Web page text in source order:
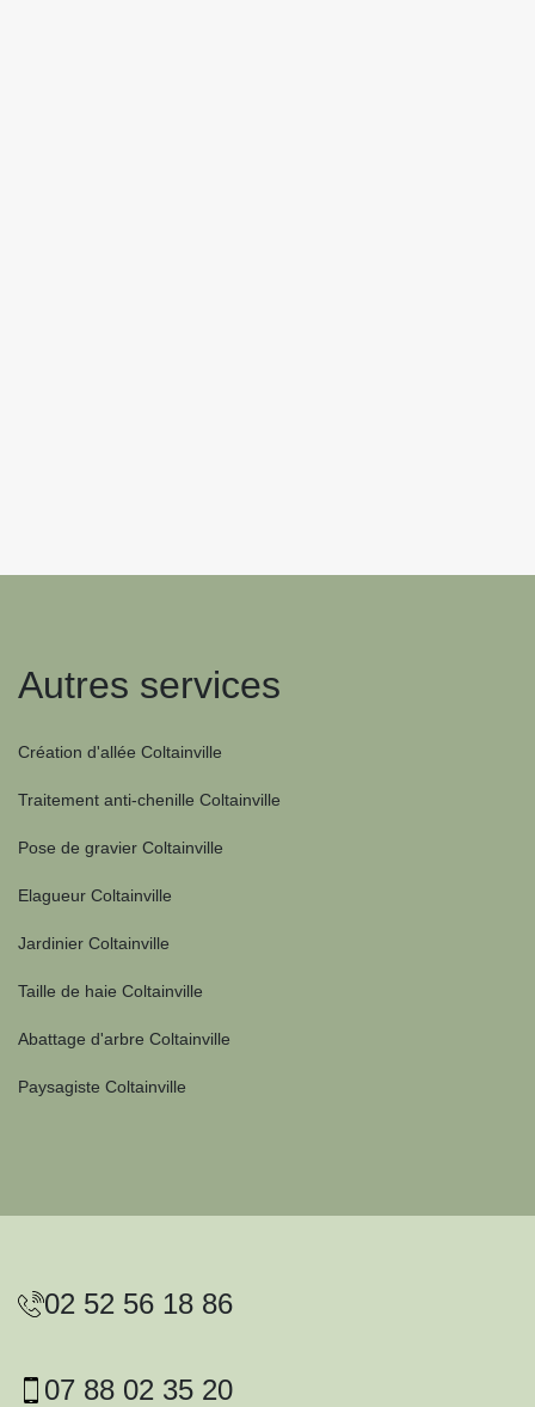
Autres services
Création d'allée Coltainville
Traitement anti-chenille Coltainville
Pose de gravier Coltainville
Elagueur Coltainville
Jardinier Coltainville
Taille de haie Coltainville
Abattage d'arbre Coltainville
Paysagiste Coltainville
02 52 56 18 86
07 88 02 35 20